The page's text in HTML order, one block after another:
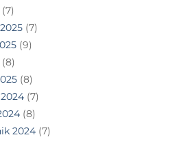
(7)
(9)
(8)
(7)
(8)
2024(7)